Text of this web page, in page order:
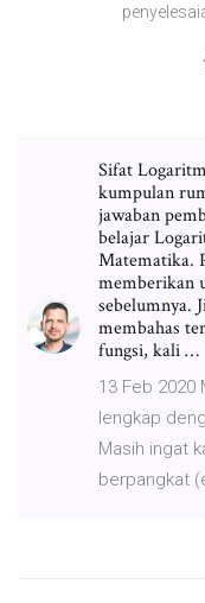
Sifat
kumpulan
jawaban
belajar
Matematika.
memberikan
sebelumnya.
membahas
fungsi, kali …
13 Feb 2020
lengkap
Masih ingat
berpangkat